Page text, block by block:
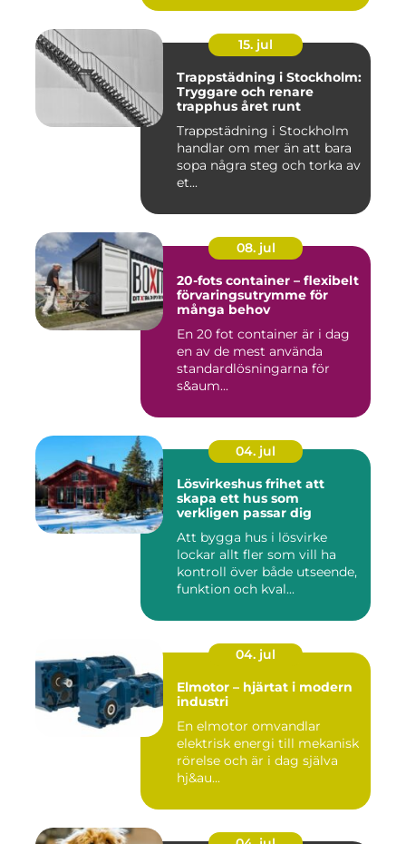
15. jul
Trappstädning i Stockholm:
Tryggare och renare
trapphus året runt
Trappstädning i Stockholm
handlar om mer än att bara
sopa några steg och torka av
et...
08. jul
20-fots container – flexibelt
förvaringsutrymme för
många behov
En 20 fot container är i dag
en av de mest använda
standardlösningarna för
s&aum...
04. jul
Lösvirkeshus frihet att
skapa ett hus som
verkligen passar dig
Att bygga hus i lösvirke
lockar allt fler som vill ha
kontroll över både utseende,
funktion och kval...
04. jul
Elmotor – hjärtat i modern
industri
En elmotor omvandlar
elektrisk energi till mekanisk
rörelse och är i dag själva
hj&au...